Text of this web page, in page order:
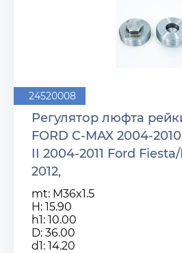
24520008
Регулятор люфта
FORD C-MAX 2004-
II 2004-2011 Ford
2012,
mt: M36x1.5
H: 15.90
h1: 10.00
D: 36.00
d1: 14.20